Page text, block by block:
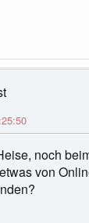
noch
von